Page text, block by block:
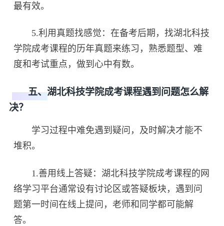
最有效。
5.利用真题找感觉：在备考后期，找湖北科技
学院成考课程的历年真题来练习，熟悉题型、难
度和考试重点，做到心中有数。
五、湖北科技学院成考课程遇到问题怎么解
决？
学习过程中难免遇到疑问，及时解决才能不
堆积。
1.善用线上答疑：湖北科技学院成考课程的网
络学习平台通常设有讨论区或答疑板块，遇到问
题第一时间在线上提问，老师和同学都可能解
答。